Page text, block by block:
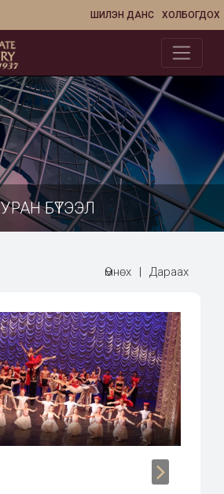
ХОЛБОГДОХ
ШИЛЭН ДАНС
УРАН БҮТЭЭЛ
Өмнөх | Дараах